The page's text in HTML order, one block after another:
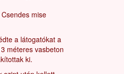
mise
a látogatókat a
méteres vasbeton
ki.